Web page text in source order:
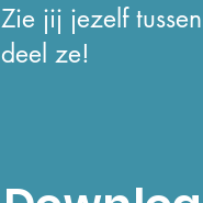
Zie jij jezelf
deel ze!